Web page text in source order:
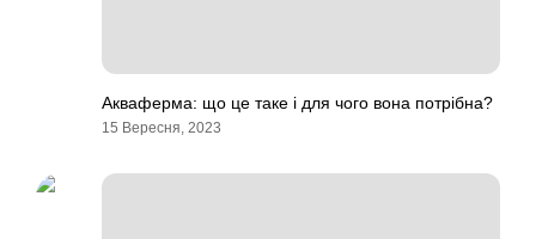
Акваферма: що це таке і для чого вона потрібна?
15 Вересня, 2023